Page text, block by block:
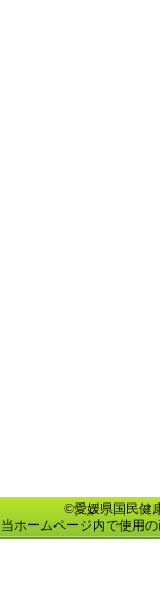
©愛媛県国民健
当ホームページ内で使用